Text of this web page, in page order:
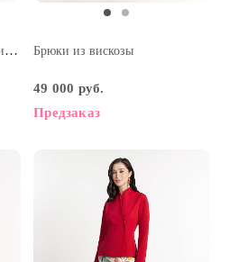
Жакет с инкрустированными пуговицами Брюки из вискозы
49 000 руб.
Предзаказ